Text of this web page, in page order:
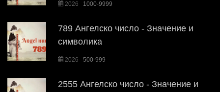
2026 1000-9999
789 Ангелско число - Значение и
символика
2026 500-999
2555 Ангелско число - Значение и